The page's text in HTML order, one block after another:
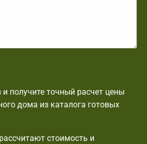
получите точный расчет цены
дома из каталога готовых
стоимость и